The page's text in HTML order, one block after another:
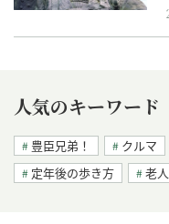
人気のキーワード
豊臣兄弟！ クルマ
定年後の歩き方
老